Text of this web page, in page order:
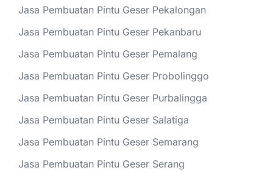
Jasa Pembuatan Pintu Geser Pekalongan
Jasa Pembuatan Pintu Geser Pekanbaru
Jasa Pembuatan Pintu Geser Pemalang
Jasa Pembuatan Pintu Geser Probolinggo
Jasa Pembuatan Pintu Geser Purbalingga
Jasa Pembuatan Pintu Geser Salatiga
Jasa Pembuatan Pintu Geser Semarang
Jasa Pembuatan Pintu Geser Serang